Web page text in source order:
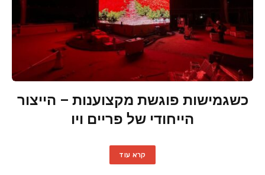
כשגמישות פוגשת מקצוענות – הייצור
הייחודי של פריים ויו
קרא עוד